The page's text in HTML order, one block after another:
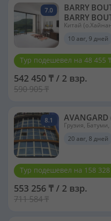
7.0
BARRY
BARRY
5*
Китай
10 авг, 9 дней
Тур подешевел на 48 455
542 450 ₸ / 2 взр.
590 905 ₸
8.1 AVANGARD
Грузия,
20 авг, 8 дней
Тур подешевел на 158
553 256 ₸ / 2 взр.
711 584 ₸